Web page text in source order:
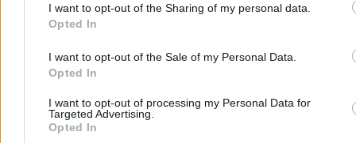
I want to opt-out of the Sharing of my personal data.
Opted In
I want to opt-out of the Sale of my Personal Data.
Opted In
I want to opt-out of processing my Personal Data for
Targeted Advertising.
Opted In
Źródło:Zero.pl
Jakub Szymczuk